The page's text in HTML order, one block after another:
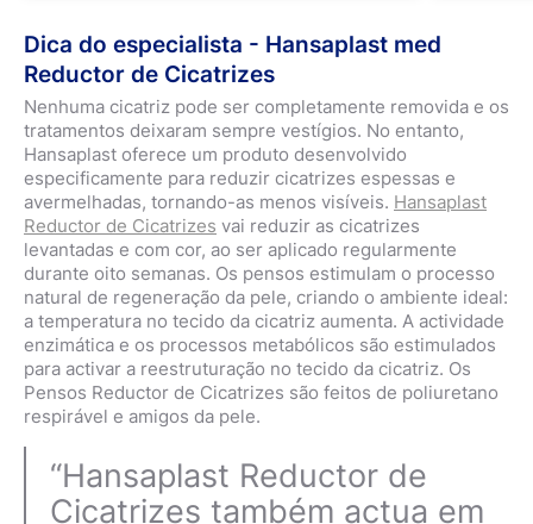
Dica do especialista - Hansaplast med
Reductor de Cicatrizes
Nenhuma cicatriz pode ser completamente removida e os
tratamentos deixaram sempre vestígios. No entanto,
Hansaplast oferece um produto desenvolvido
especificamente para reduzir cicatrizes espessas e
avermelhadas, tornando-as menos visíveis. Hansaplast
Reductor de Cicatrizes vai reduzir as cicatrizes
levantadas e com cor, ao ser aplicado regularmente
durante oito semanas. Os pensos estimulam o processo
natural de regeneração da pele, criando o ambiente ideal:
a temperatura no tecido da cicatriz aumenta. A actividade
enzimática e os processos metabólicos são estimulados
para activar a reestruturação no tecido da cicatriz. Os
Pensos Reductor de Cicatrizes são feitos de poliuretano
respirável e amigos da pele.
“Hansaplast Reductor de
Cicatrizes também actua em